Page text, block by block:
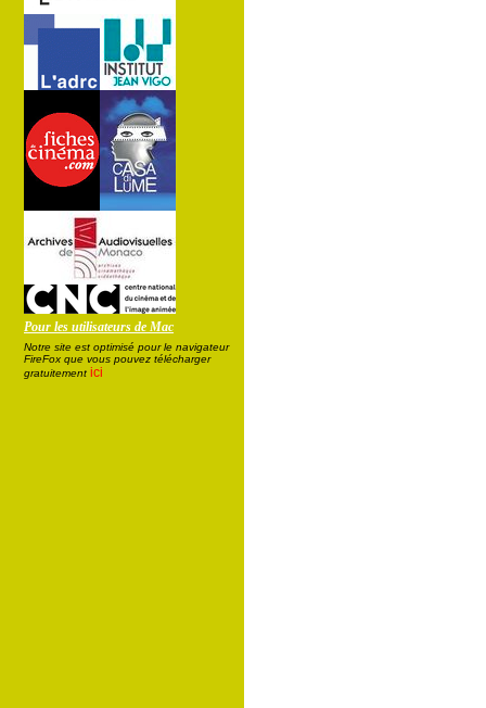
Pour les utilisateurs de Mac
Notre site est optimisé pour le navigateur
FireFox que vous pouvez télécharger
gratuitement ici